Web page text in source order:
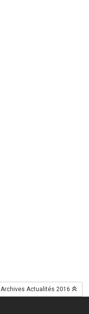
Archives Actualités 2016